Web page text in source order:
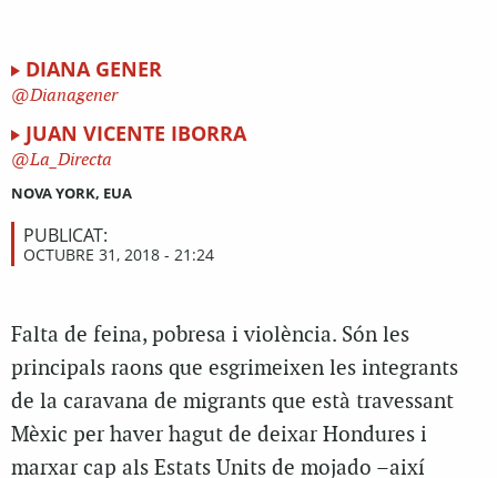
DIANA GENER
Dianagener
JUAN VICENTE IBORRA
La_Directa
NOVA YORK, EUA
PUBLICAT:
OCTUBRE 31, 2018 - 21:24
Falta de feina, pobresa i violència. Són les
principals raons que esgrimeixen les integrants
de la caravana de migrants que està travessant
Mèxic per haver hagut de deixar Hondures i
marxar cap als Estats Units de mojado –així